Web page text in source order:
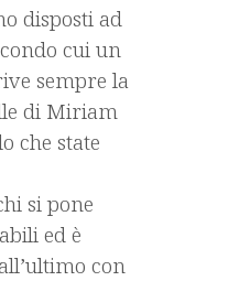
disposti ad
cui un
sempre la
di Miriam
che state
si pone
ed è
con